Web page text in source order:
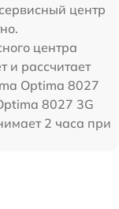
центр
центра
и рассчитает
Optima 8027
8027 3G
2 часа при